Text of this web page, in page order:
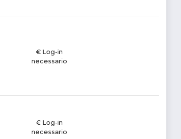
€ Log-in
necessario
€ Log-in
necessario